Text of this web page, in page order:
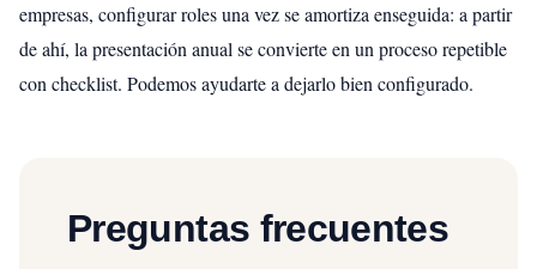
empresas, configurar roles una vez se amortiza enseguida: a partir
de ahí, la presentación anual se convierte en un proceso repetible
con checklist. Podemos ayudarte a dejarlo bien configurado.
Preguntas frecuentes